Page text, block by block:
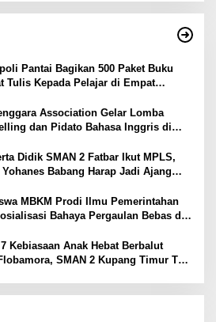
Pantai Bagikan 500 Paket Buku
Tulis Kepada Pelajar di Empat
Association Gelar Lomba
dan Pidato Bahasa Inggris di
Didik SMAN 2 Fatbar Ikut MPLS,
Yohanes Babang Harap Jadi Ajang
MBKM Prodi Ilmu Pemerintahan
Bahaya Pergaulan Bebas di
Kebiasaan Anak Hebat Berbalut
SMAN 2 Kupang Timur Tuai